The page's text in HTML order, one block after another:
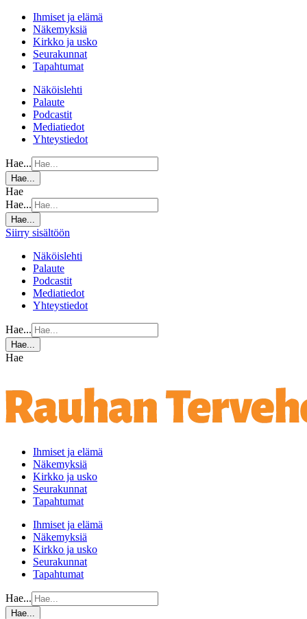
Ihmiset ja elämä
Näkemyksiä
Kirkko ja usko
Seurakunnat
Tapahtumat
Näköislehti
Palaute
Podcastit
Mediatiedot
Yhteystiedot
Hae...
Hae...
Hae
Hae...
Hae...
Siirry sisältöön
Näköislehti
Palaute
Podcastit
Mediatiedot
Yhteystiedot
Hae...
Hae...
Hae
Ihmiset ja elämä
Näkemyksiä
Kirkko ja usko
Seurakunnat
Tapahtumat
Ihmiset ja elämä
Näkemyksiä
Kirkko ja usko
Seurakunnat
Tapahtumat
Hae...
Hae...